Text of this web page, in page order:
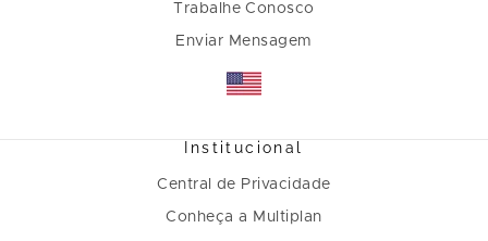
Trabalhe Conosco
Enviar Mensagem
Institucional
Central de Privacidade
Conheça a Multiplan